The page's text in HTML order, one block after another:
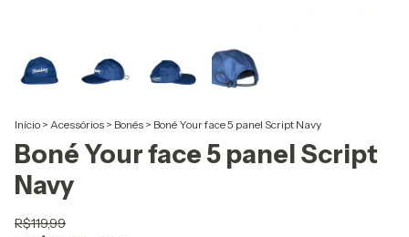
Início > Acessórios > Bonés > Boné Your face 5 panel Script Navy
Boné Your face 5 panel Script
Navy
R$119,99